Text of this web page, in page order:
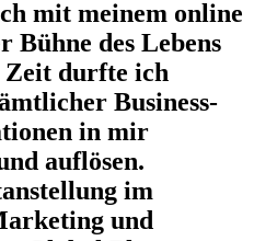
mit meinem online
Bühne des Lebens
Zeit durfte ich
Business-
in mir
auflösen.
im
und